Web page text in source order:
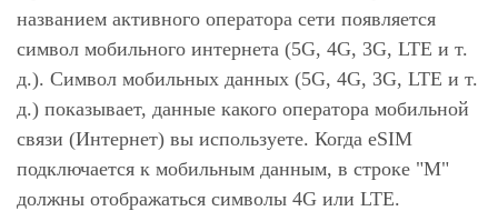
названием активного оператора сети появляется
символ мобильного интернета (5G, 4G, 3G, LTE и т.
д.). Символ мобильных данных (5G, 4G, 3G, LTE и т.
д.) показывает, данные какого оператора мобильной
связи (Интернет) вы используете. Когда eSIM
подключается к мобильным данным, в строке "M"
должны отображаться символы 4G или LTE.